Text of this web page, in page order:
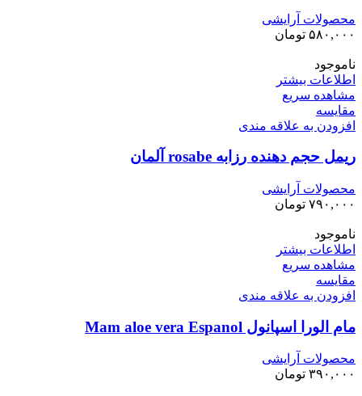
محصولات آرایشی
۵۸۰,۰۰۰ تومان
ناموجود
اطلاعات بیشتر
مشاهده سریع
مقایسه
افزودن به علاقه مندی
ریمل حجم دهنده رزابه rosabe آلمان
محصولات آرایشی
۷۹۰,۰۰۰ تومان
ناموجود
اطلاعات بیشتر
مشاهده سریع
مقایسه
افزودن به علاقه مندی
مام الورا اسپانول Mam aloe vera Espanol
محصولات آرایشی
۳۹۰,۰۰۰ تومان